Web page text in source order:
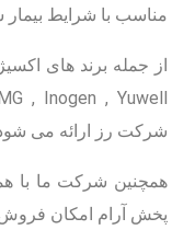
مناسب با شرایط
شرکت رز ارائه می
همچنین شرکت ما با
پخش آرام امکان فروش